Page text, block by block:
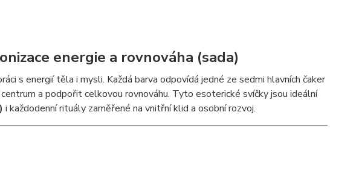
energie a rovnováha (sada)
s energií těla i mysli. Každá barva odpovídá jedné ze sedmi hlavních čaker
a podpořit celkovou rovnováhu. Tyto esoterické svíčky jsou ideální
i každodenní rituály zaměřené na vnitřní klid a osobní rozvoj.